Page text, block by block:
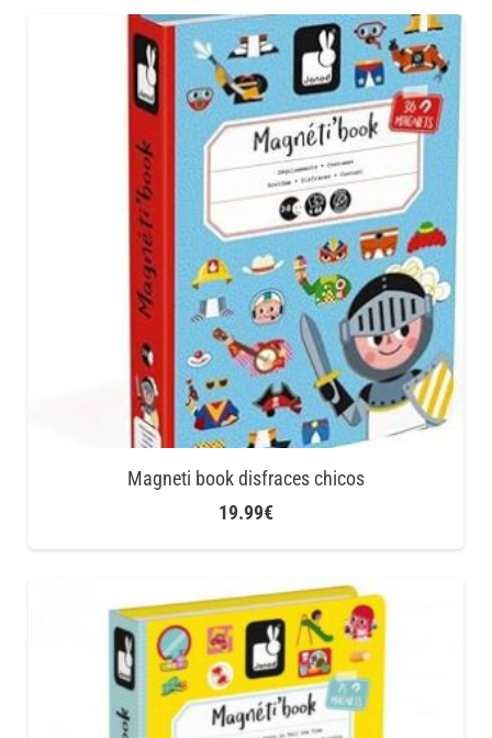
Magneti book disfraces chicos
19.99€